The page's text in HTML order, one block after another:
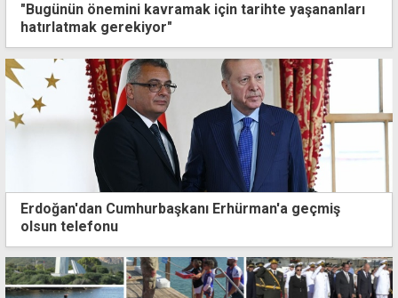
"Bugünün önemini kavramak için tarihte yaşananları
hatırlatmak gerekiyor"
Erdoğan'dan Cumhurbaşkanı Erhürman'a geçmiş
olsun telefonu